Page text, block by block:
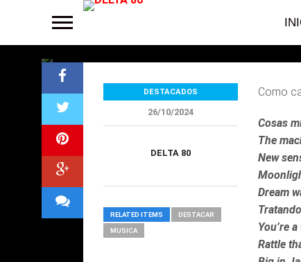
Los elegidos
Como
Cosas
The
New
Dream
You’re
Rattle
DESTACADOS
26/10/2024
DELTA 80
RELATED ITEMS DESTACAR
MUSICA